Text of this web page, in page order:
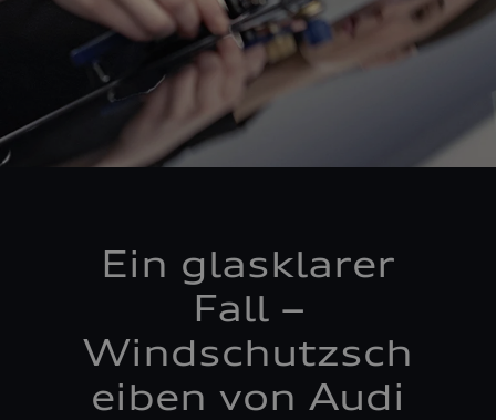
Ein glasklarer
Fall –
Windschutzsch
eiben von Audi